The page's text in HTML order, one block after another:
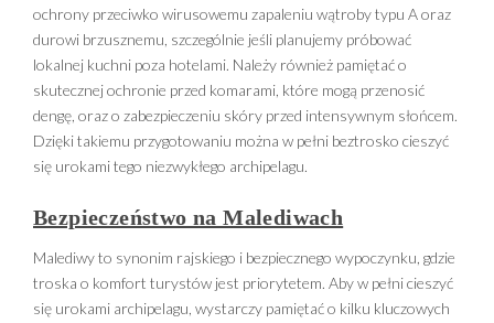
ochrony przeciwko wirusowemu zapaleniu wątroby typu A oraz
durowi brzusznemu, szczególnie jeśli planujemy próbować
lokalnej kuchni poza hotelami. Należy również pamiętać o
skutecznej ochronie przed komarami, które mogą przenosić
dengę, oraz o zabezpieczeniu skóry przed intensywnym słońcem.
Dzięki takiemu przygotowaniu można w pełni beztrosko cieszyć
się urokami tego niezwykłego archipelagu.
Bezpieczeństwo na Malediwach
Malediwy to synonim rajskiego i bezpiecznego wypoczynku, gdzie
troska o komfort turystów jest priorytetem. Aby w pełni cieszyć
się urokami archipelagu, wystarczy pamiętać o kilku kluczowych